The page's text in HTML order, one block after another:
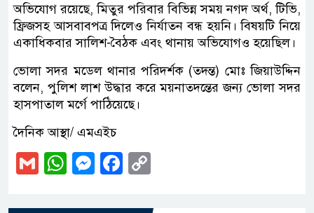
অভিযোগ রয়েছে, মিতুর পরিবার বিভিন্ন সময় নগদ অর্থ, টিভি,
ফ্রিজসহ আসবাবপত্র দিলেও নির্যাতন বন্ধ হয়নি। বিষয়টি নিয়ে
একাধিকবার সালিশ-বৈঠক এবং থানায় অভিযোগও হয়েছিল।
ভোলা সদর মডেল থানার পরিদর্শক (তদন্ত) মোঃ জিয়াউদ্দিন
বলেন, পুলিশ লাশ উদ্ধার করে ময়নাতদন্তের জন্য ভোলা সদর
হাসপাতাল মর্গে পাঠিয়েছে।
দৈনিক আস্থা/ এমএইচ
GmailWhatsApp
Messenger
Facebook